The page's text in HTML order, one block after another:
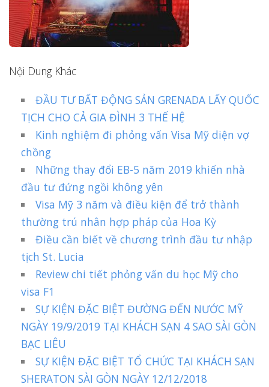
Nội Dung Khác
ĐẦU TƯ BẤT ĐỘNG SẢN GRENADA LẤY QUỐC
TỊCH CHO CẢ GIA ĐÌNH 3 THẾ HỆ
Kinh nghiệm đi phỏng vấn Visa Mỹ diện vợ
chồng
Những thay đổi EB-5 năm 2019 khiến nhà
đầu tư đứng ngồi không yên
Visa Mỹ 3 năm và điều kiện để trở thành
thường trú nhân hợp pháp của Hoa Kỳ
Điều cần biết về chương trình đầu tư nhập
tịch St. Lucia
Review chi tiết phỏng vấn du học Mỹ cho
visa F1
SỰ KIỆN ĐẶC BIỆT ĐƯỜNG ĐẾN NƯỚC MỸ
NGÀY 19/9/2019 TẠI KHÁCH SẠN 4 SAO SÀI GÒN
BẠC LIÊU
SỰ KIỆN ĐẶC BIỆT TỔ CHỨC TẠI KHÁCH SẠN
SHERATON SÀI GÒN NGÀY 12/12/2018